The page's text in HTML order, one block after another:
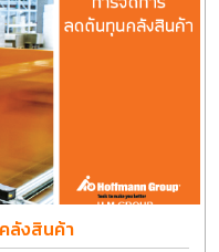
ลังสินค้า